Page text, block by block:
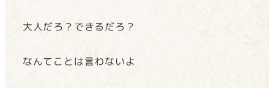
大人だろ？できるだろ？
なんてことは言わないよ